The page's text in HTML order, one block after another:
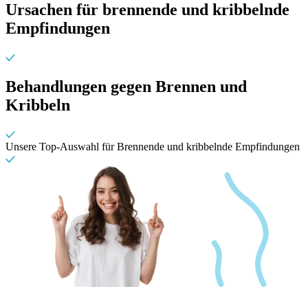
Ursachen für brennende und kribbelnde
Empfindungen
Behandlungen gegen Brennen und
Kribbeln
Unsere Top-Auswahl für Brennende und kribbelnde Empfindungen